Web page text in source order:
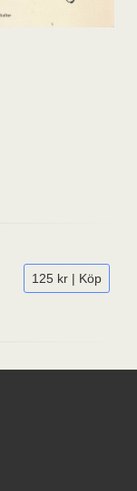
125 kr | Köp